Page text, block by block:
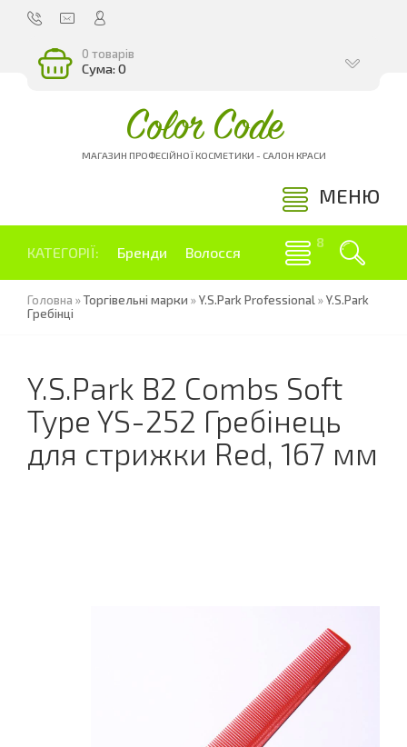
0 товарів
Сума: 0
Color Code
МАГАЗИН ПРОФЕСІЙНОЇ КОСМЕТИКИ - САЛОН КРАСИ
МЕНЮ
КАТЕГОРІЇ: Бренди Волосся
Головна »Торгівельні марки »Y.S.Park Professional »Y.S.Park
Гребінці
Y.S.Park B2 Combs Soft
Type YS-252 Гребінець
для стрижки Red, 167 мм